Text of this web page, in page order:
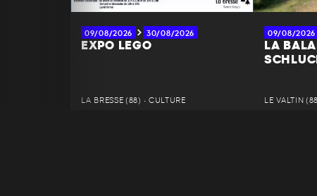
09/08/2026 30/08/2026
EXPO LEGO
LA BRESSE (88) • CULTURE
09/08/2026
LA
LE VALTIN